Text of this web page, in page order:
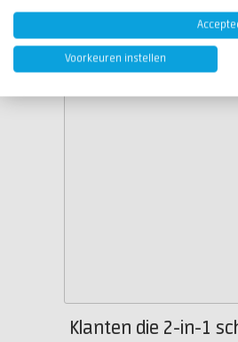
Klanten die 2-in-1
Voorkeuren instellen